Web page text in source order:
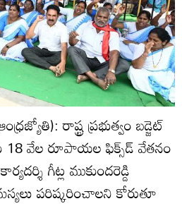
రాష్ట్ర ప్రభుత్వం బడ్జెట్‌
18 వేల రూపాయల ఫిక్స్‌డ్‌ వేతనం
గీట్ల ముకుందరెడ్డి
పరిష్కరించాలని కోరుతూ